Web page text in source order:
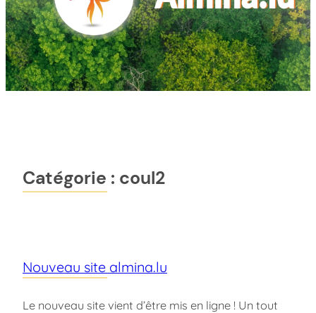
Catégorie : coul2
Nouveau site almina.lu
Le nouveau site vient d’être mis en ligne ! Un tout